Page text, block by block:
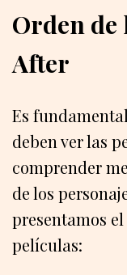
Orden de
After
Es
deben ver las
comprender
de los
presentamos
películas: